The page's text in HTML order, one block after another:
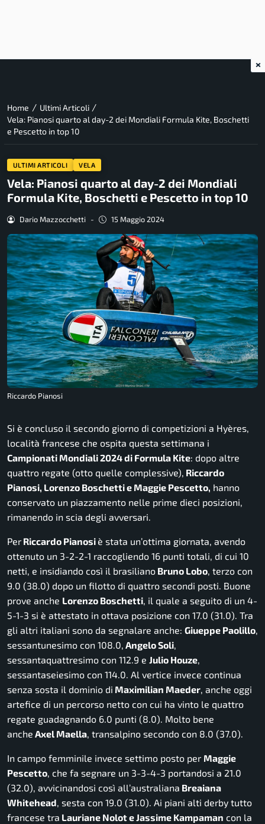
Home / Ultimi Articoli /
Vela: Pianosi quarto al day-2 dei Mondiali Formula Kite, Boschetti
e Pescetto in top 10
ULTIMI ARTICOLI VELA
Vela: Pianosi quarto al day-2 dei Mondiali
Formula Kite, Boschetti e Pescetto in top 10
Dario Mazzocchetti - 15 Maggio 2024
Riccardo Pianosi
Si è concluso il secondo giorno di competizioni a Hyères,
località francese che ospita questa settimana i
Campionati Mondiali 2024 di Formula Kite: dopo altre
quattro regate (otto quelle complessive), Riccardo
Pianosi, Lorenzo Boschetti e Maggie Pescetto, hanno
conservato un piazzamento nelle prime dieci posizioni,
rimanendo in scia degli avversari.
Per Riccardo Pianosiè stata un’ottima giornata, avendo
ottenuto un 3-2-2-1 raccogliendo 16 punti totali, di cui 10
netti, e insidiando così il brasiliano Bruno Lobo, terzo con
9.0 (38.0) dopo un filotto di quattro secondi posti. Buone
prove anche Lorenzo Boschetti, il quale a seguito di un 4-
5-1-3 si è attestato in ottava posizione con 17.0 (31.0). Tra
gli altri italiani sono da segnalare anche: Giueppe Paolillo,
sessantunesimo con 108.0, Angelo Soli,
sessantaquattresimo con 112.9 e Julio Houze,
sessantaseiesimo con 114.0. Al vertice invece continua
senza sosta il dominio di Maximilian Maeder, anche oggi
artefice di un percorso netto con cui ha vinto le quattro
regate guadagnando 6.0 punti (8.0). Molto bene
anche Axel Maella, transalpino secondo con 8.0 (37.0).
In campo femminile invece settimo posto per Maggie
Pescetto, che fa segnare un 3-3-4-3 portandosi a 21.0
(32.0), avvicinandosi così all’australiana Breaiana
Whitehead, sesta con 19.0 (31.0). Ai piani alti derby tutto
francese tra Lauriane Nolot e Jassime Kampaman con la
×